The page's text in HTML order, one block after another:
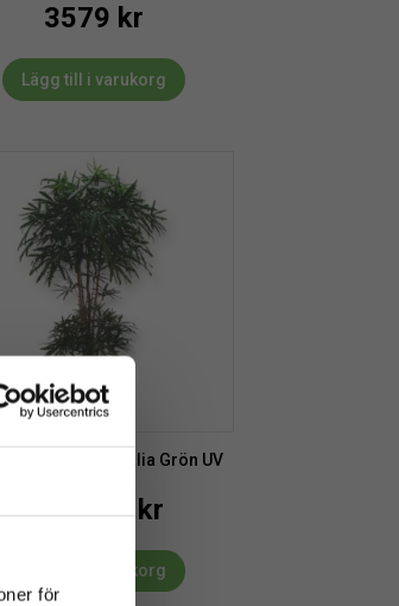
för
3579 kr
Lägg till i varukorg
| Konstgjord Aralia Grön UV
Från:4249kr
Lägg till i varukorg